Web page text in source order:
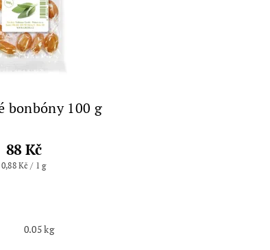
bonbóny 100 g
88 Kč
0,88 Kč / 1 g
0.05 kg